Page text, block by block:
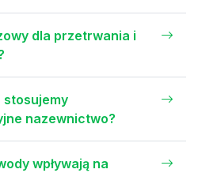
dla przetrwania i
stosujemy
nazewnictwo?
wpływają na